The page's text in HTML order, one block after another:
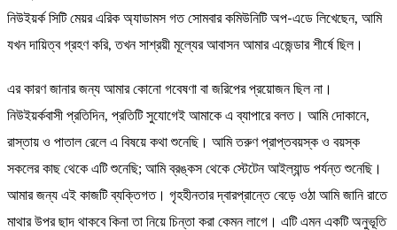
নিউইয়র্ক সিটি মেয়র এরিক অ্যাডামস গত সোমবার কমিউনিটি অপ-এডে লিখেছেন, আমি
যখন দায়িত্ব গ্রহণ করি, তখন সাশ্রয়ী মূল্যের আবাসন আমার এজেন্ডার শীর্ষে ছিল।
এর কারণ জানার জন্য আমার কোনো গবেষণা বা জরিপের প্রয়োজন ছিল না।
নিউইয়র্কবাসী প্রতিদিন, প্রতিটি সুযোগেই আমাকে এ ব্যাপারে বলত। আমি দোকানে,
রাস্তায় ও পাতাল রেলে এ বিষয়ে কথা শুনেছি। আমি তরুণ প্রাপ্তবয়স্ক ও বয়স্ক
সকলের কাছ থেকে এটি শুনেছি; আমি ব্রঙ্কস থেকে স্টেটেন আইল্যান্ড পর্যন্ত শুনেছি।
আমার জন্য এই কাজটি ব্যক্তিগত। গৃহহীনতার দ্বারপ্রান্তে বেড়ে ওঠা আমি জানি রাতে
মাথার উপর ছাদ থাকবে কিনা তা নিয়ে চিন্তা করা কেমন লাগে। এটি এমন একটি অনুভূতি